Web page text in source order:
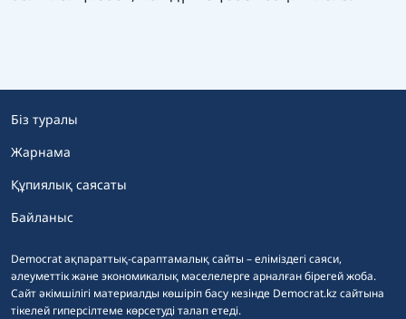
Democrat ақпараттық-сараптамалық сайты – еліміздегі саяси,
әлеуметтік және экономикалық мәселелерге арналған бірегей жоба.
Сайт әкімшілігі материалды көшіріп басу кезінде Democrat.kz сайтына
тікелей гиперсілтеме көрсетуді талап етеді.
Біз туралы
Жарнама
Құпиялық саясаты
Байланыс